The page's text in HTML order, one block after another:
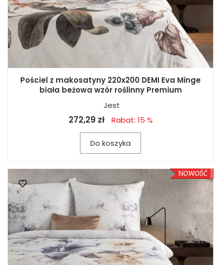
Pościel z makosatyny 220x200 DEMI Eva Minge
biała beżowa wzór roślinny Premium
Jest
272,29 zł Rabat: 15 %
Do koszyka